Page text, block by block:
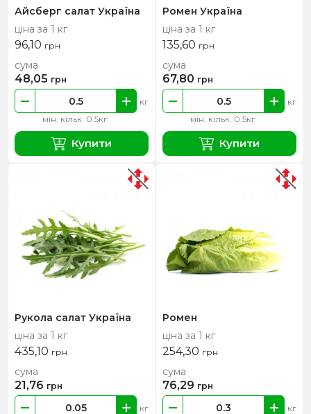
Айсберг салат Україна
ціна за 1 кг
96,10 грн
мін. кільк. 0.5кг
кг
сума
48,05 грн
Купити
Ромен Україна
ціна за 1 кг
135,60 грн
мін. кільк. 0.5кг
кг
сума
67,80 грн
Купити
Рукола салат Україна
ціна за 1 кг
435,10 грн
кг
сума
21,76 грн
Ромен
ціна за 1 кг
254,30 грн
кг
сума
76,29 грн